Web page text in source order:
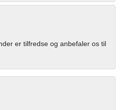
er tilfredse og anbefaler os til